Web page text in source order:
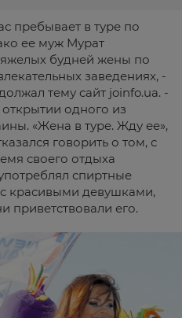
пребывает в туре по
ее муж Мурат
будней жены по
заведениях, -
тему сайт joinfo.ua. -
одного из
«Жена в туре. Жду ее»,
говорить о том, с
своего отдыха
спиртные
красивыми девушками,
приветствовали его.